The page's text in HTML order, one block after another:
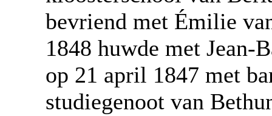
bevriend met Émilie
1848 huwde met Jean-
op 21 april 1847 met
studiegenoot van